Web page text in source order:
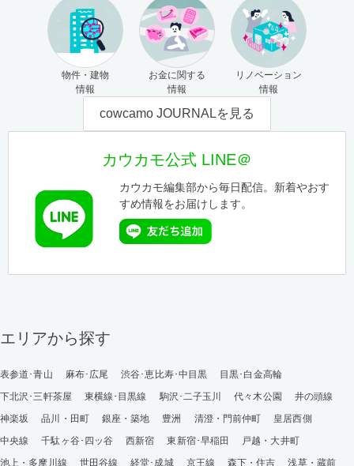
物件・建物
情報
お金に関する
情報
リノベーション
情報
cowcamo JOURNALを見る
カウカモ公式 LINE＠
カウカモ編集部から毎日配信。新着やおす
すめ情報をお届けします。
エリアから探す
表参道･青山 麻布･広尾 渋谷･恵比寿･中目黒
目黒･白金高輪
下北沢･三軒茶屋
東横線･目黒線 駒沢･二子玉川 代々木公園
井の頭線
神楽坂
品川・田町 銀座・築地 豊洲 清澄・門前仲町
皇居西側
中央線
千駄ヶ谷･四ッ谷 西新宿 東新宿･早稲田
戸越・大井町
池上・多摩川線
世田谷線 経堂･成城 京王線 森下・住吉
浅草・蔵前